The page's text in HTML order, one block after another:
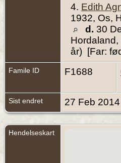
4. Edith
1932, Os,
d. 30
år) [Far:
Famile ID F1688
Sist endret 27 Feb 2014
Hendelseskart